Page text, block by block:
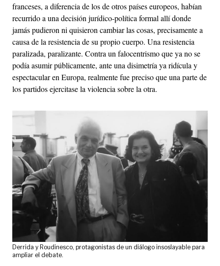
franceses, a diferencia de los de otros países europeos, habían
recurrido a una decisión jurídico-política formal allí donde
jamás pudieron ni quisieron cambiar las cosas, precisamente a
causa de la resistencia de su propio cuerpo. Una resistencia
paralizada, paralizante. Contra un falocentrismo que ya no se
podía asumir públicamente, ante una disimetría ya ridícula y
espectacular en Europa, realmente fue preciso que una parte de
los partidos ejercitase la violencia sobre la otra.
Derrida y Roudinesco, protagonistas de un diálogo insoslayable para
ampliar el debate.